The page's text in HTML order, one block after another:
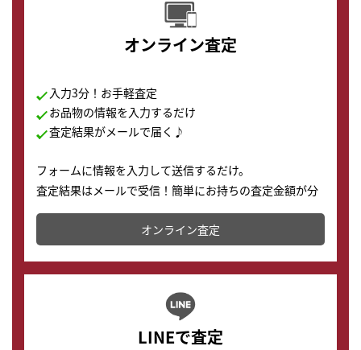
オンライン査定
入力3分！お手軽査定
お品物の情報を入力するだけ
査定結果がメールで届く♪
フォームに情報を入力して送信するだけ。
査定結果はメールで受信！簡単にお持ちの査定金額が分
かります。
オンライン査定
LINEで査定